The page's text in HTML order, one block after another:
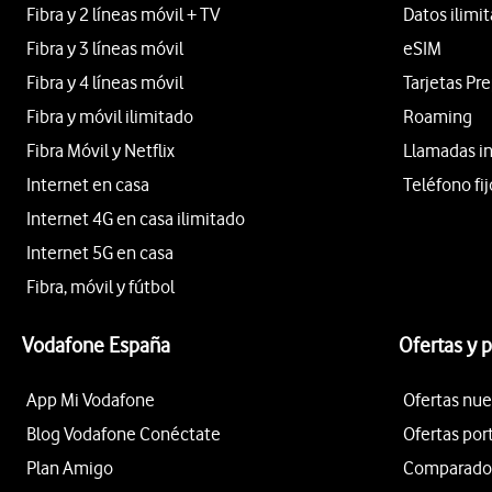
Fibra y 2 líneas móvil + TV
Fibra y 3 líneas móvil
Fibra y 4 líneas móvil
Fibra y móvil ilimitado
Fibra Móvil y Netflix
Internet en casa
Internet 4G en casa ilimitado
Internet 5G en casa
Fibra, móvil y fútbol
Datos
eSIM
Tarjetas
Roaming
Llamadas
Teléfono
Vodafone España
App Mi Vodafone
Blog Vodafone Conéctate
Plan Amigo
Ofertas y
Ofertas
Ofertas